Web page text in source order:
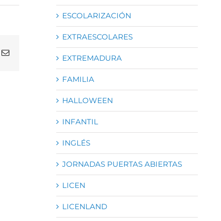
Correo
ESCOLARIZACIÓN
EXTRAESCOLARES
EXTREMADURA
FAMILIA
HALLOWEEN
INFANTIL
INGLÉS
JORNADAS PUERTAS ABIERTAS
LICEN
LICENLAND